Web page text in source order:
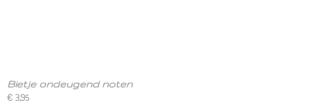
Bietje ondeugend noten
€ 3,95